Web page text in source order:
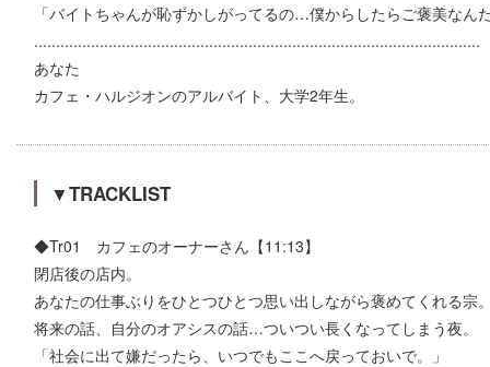
「バイトちゃんが恥ずかしがってるの…僕からしたらご褒美なん
......................................................................................................
あなた
カフェ・ハルジオンのアルバイト、大学2年生。
▼TRACKLIST
◆Tr01 カフェのオーナーさん【11:13】
閉店後の店内。
あなたの仕事ぶりをひとつひとつ思い出しながら褒めてくれる宗
将来の話、自分のオアシスの話…ついつい長くなってしまう夜。
「社会に出て嫌だったら、いつでもここへ戻っておいで。」